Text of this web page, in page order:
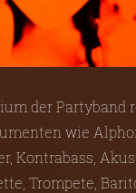
der Partyband
wie
Kontrabass,
Trompete,